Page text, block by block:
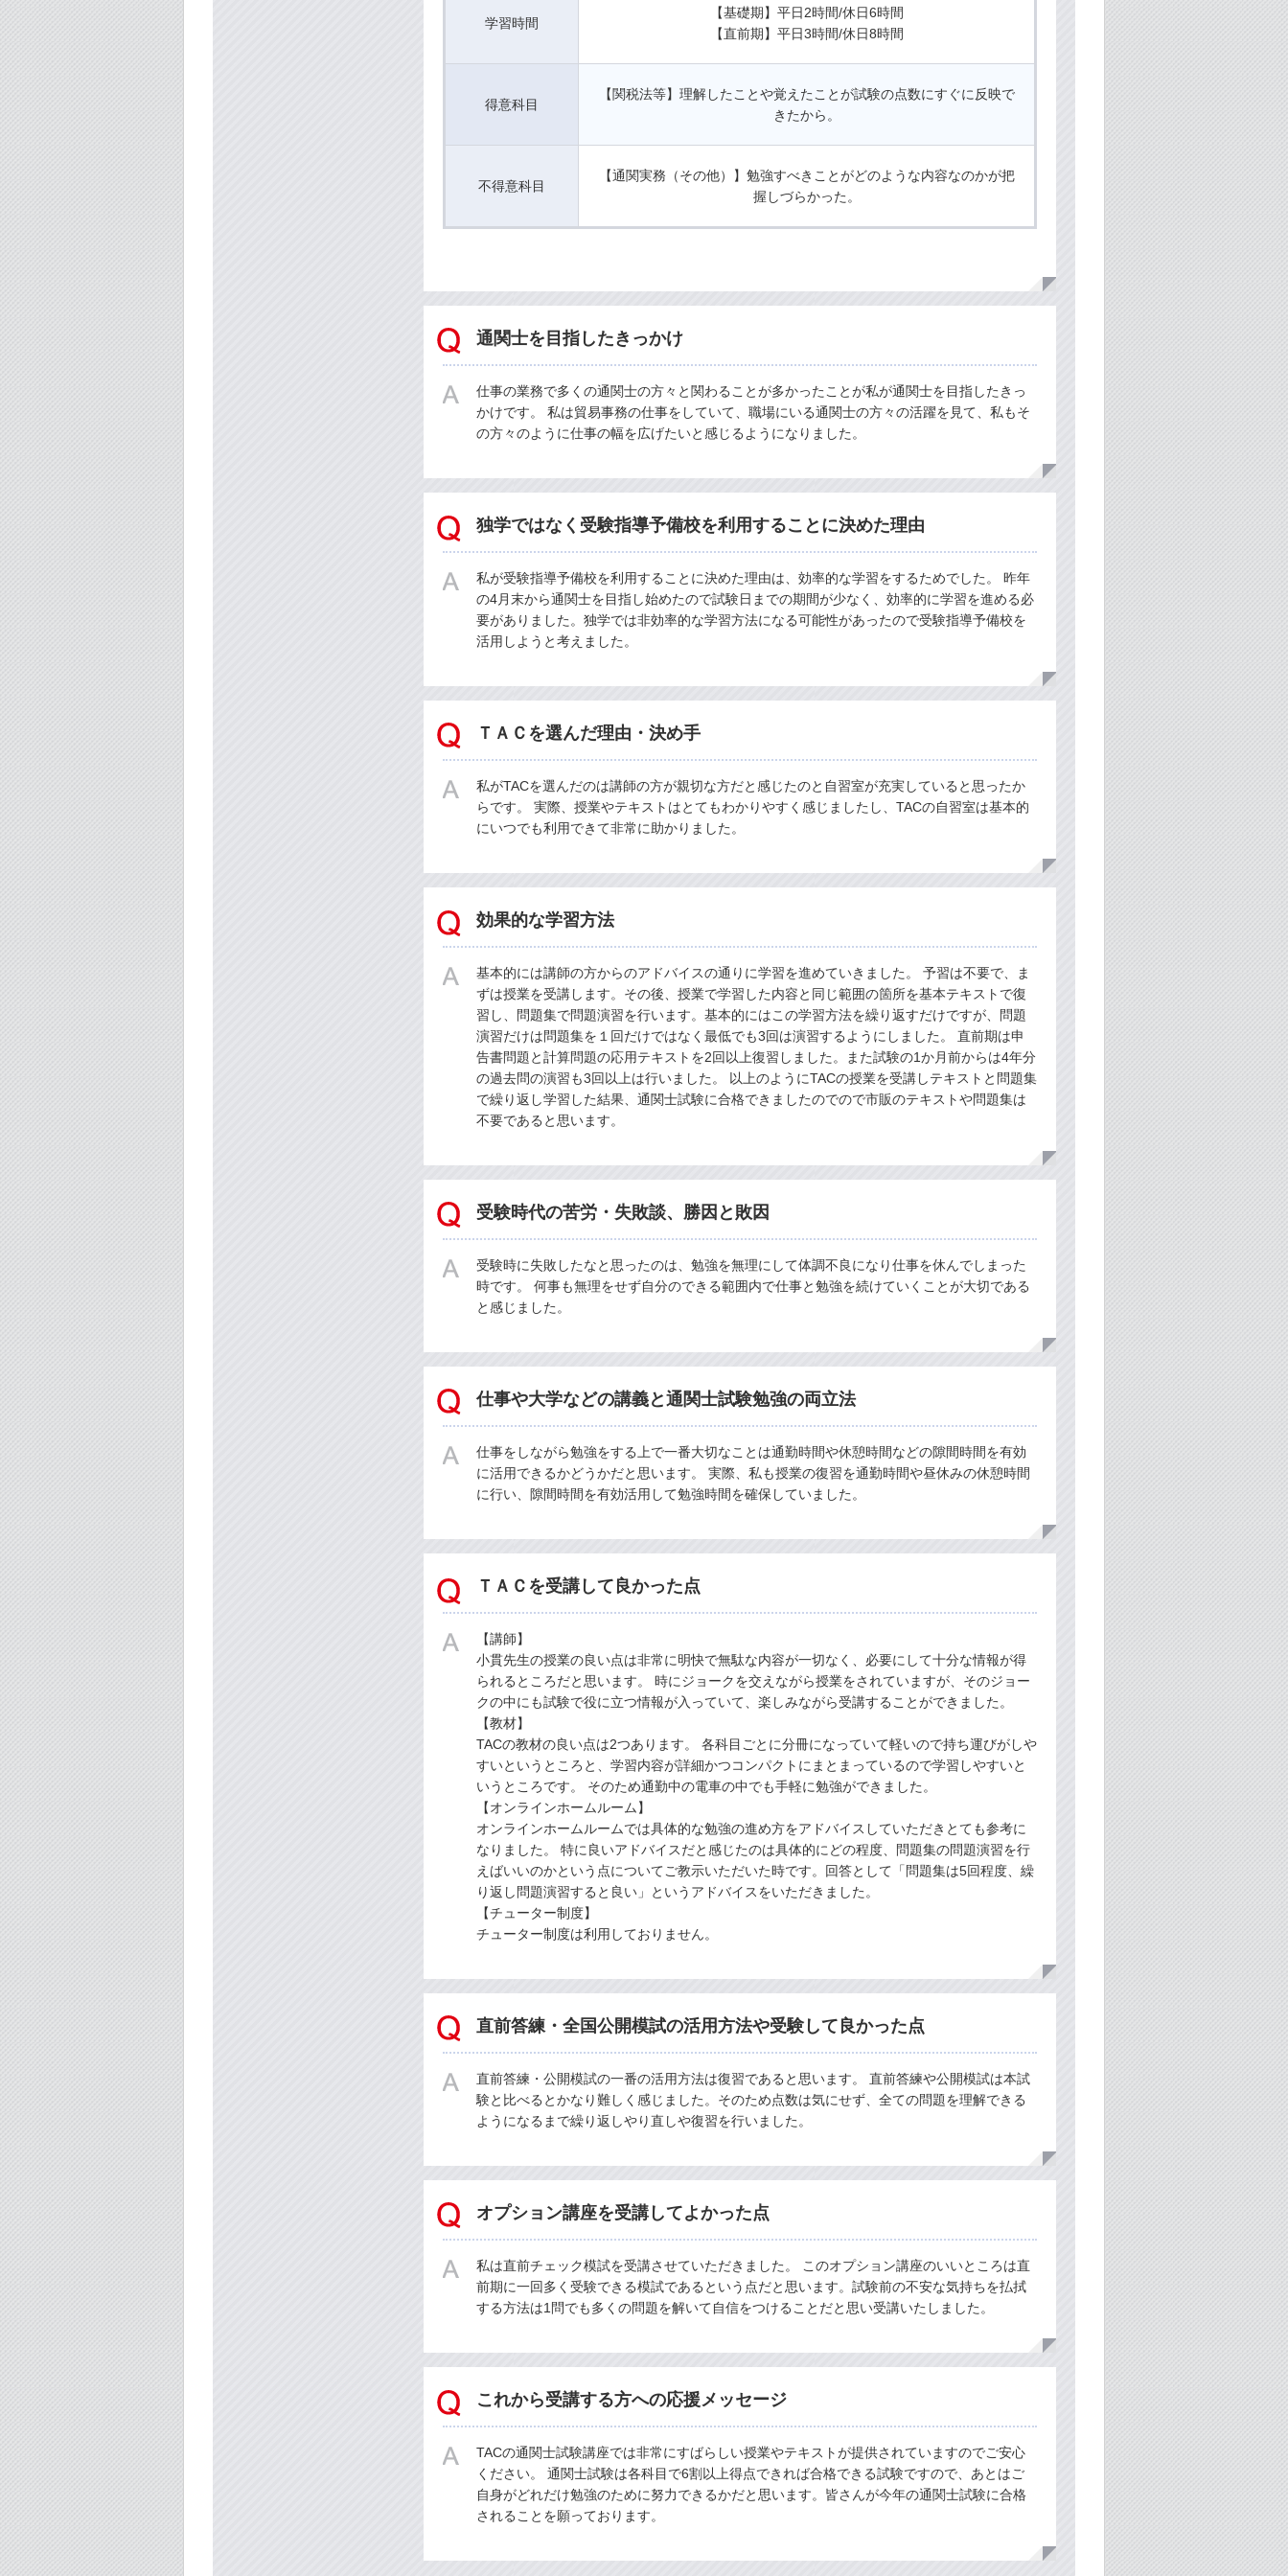
学習時間
【基礎期】平日2時間/休日6時間
【直前期】平日3時間/休日8時間
得意科目
【関税法等】理解したことや覚えたことが試験の点数にすぐに反映で
きたから。
不得意科目
【通関実務（その他）】勉強すべきことがどのような内容なのかが把
握しづらかった。
通関士を目指したきっかけ
仕事の業務で多くの通関士の方々と関わることが多かったことが私が通関士を目指したきっ
かけです。 私は貿易事務の仕事をしていて、職場にいる通関士の方々の活躍を見て、私もそ
の方々のように仕事の幅を広げたいと感じるようになりました。
独学ではなく受験指導予備校を利用することに決めた理由
私が受験指導予備校を利用することに決めた理由は、効率的な学習をするためでした。 昨年
の4月末から通関士を目指し始めたので試験日までの期間が少なく、効率的に学習を進める必
要がありました。独学では非効率的な学習方法になる可能性があったので受験指導予備校を
活用しようと考えました。
ＴＡＣを選んだ理由・決め手
私がTACを選んだのは講師の方が親切な方だと感じたのと自習室が充実していると思ったか
らです。 実際、授業やテキストはとてもわかりやすく感じましたし、TACの自習室は基本的
にいつでも利用できて非常に助かりました。
効果的な学習方法
基本的には講師の方からのアドバイスの通りに学習を進めていきました。 予習は不要で、ま
ずは授業を受講します。その後、授業で学習した内容と同じ範囲の箇所を基本テキストで復
習し、問題集で問題演習を行います。基本的にはこの学習方法を繰り返すだけですが、問題
演習だけは問題集を１回だけではなく最低でも3回は演習するようにしました。 直前期は申
告書問題と計算問題の応用テキストを2回以上復習しました。また試験の1か月前からは4年分
の過去問の演習も3回以上は行いました。 以上のようにTACの授業を受講しテキストと問題集
で繰り返し学習した結果、通関士試験に合格できましたのでので市販のテキストや問題集は
不要であると思います。
受験時代の苦労・失敗談、勝因と敗因
受験時に失敗したなと思ったのは、勉強を無理にして体調不良になり仕事を休んでしまった
時です。 何事も無理をせず自分のできる範囲内で仕事と勉強を続けていくことが大切である
と感じました。
仕事や大学などの講義と通関士試験勉強の両立法
仕事をしながら勉強をする上で一番大切なことは通勤時間や休憩時間などの隙間時間を有効
に活用できるかどうかだと思います。 実際、私も授業の復習を通勤時間や昼休みの休憩時間
に行い、隙間時間を有効活用して勉強時間を確保していました。
ＴＡＣを受講して良かった点
【講師】
小貫先生の授業の良い点は非常に明快で無駄な内容が一切なく、必要にして十分な情報が得
られるところだと思います。 時にジョークを交えながら授業をされていますが、そのジョー
クの中にも試験で役に立つ情報が入っていて、楽しみながら受講することができました。
【教材】
TACの教材の良い点は2つあります。 各科目ごとに分冊になっていて軽いので持ち運びがしや
すいというところと、学習内容が詳細かつコンパクトにまとまっているので学習しやすいと
いうところです。 そのため通勤中の電車の中でも手軽に勉強ができました。
【オンラインホームルーム】
オンラインホームルームでは具体的な勉強の進め方をアドバイスしていただきとても参考に
なりました。 特に良いアドバイスだと感じたのは具体的にどの程度、問題集の問題演習を行
えばいいのかという点についてご教示いただいた時です。回答として「問題集は5回程度、繰
り返し問題演習すると良い」というアドバイスをいただきました。
【チューター制度】
チューター制度は利用しておりません。
直前答練・全国公開模試の活用方法や受験して良かった点
直前答練・公開模試の一番の活用方法は復習であると思います。 直前答練や公開模試は本試
験と比べるとかなり難しく感じました。そのため点数は気にせず、全ての問題を理解できる
ようになるまで繰り返しやり直しや復習を行いました。
オプション講座を受講してよかった点
私は直前チェック模試を受講させていただきました。 このオプション講座のいいところは直
前期に一回多く受験できる模試であるという点だと思います。試験前の不安な気持ちを払拭
する方法は1問でも多くの問題を解いて自信をつけることだと思い受講いたしました。
これから受講する方への応援メッセージ
TACの通関士試験講座では非常にすばらしい授業やテキストが提供されていますのでご安心
ください。 通関士試験は各科目で6割以上得点できれば合格できる試験ですので、あとはご
自身がどれだけ勉強のために努力できるかだと思います。皆さんが今年の通関士試験に合格
されることを願っております。